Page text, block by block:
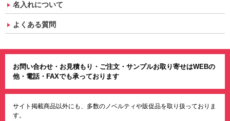
名入れについて
よくある質問
お問い合わせ・お見積もり・ご注文・サンプルお取り寄せはWEBの
他・電話・FAXでも承っております
サイト掲載商品以外にも、多数のノベルティや販促品を取り扱っておりま
す。